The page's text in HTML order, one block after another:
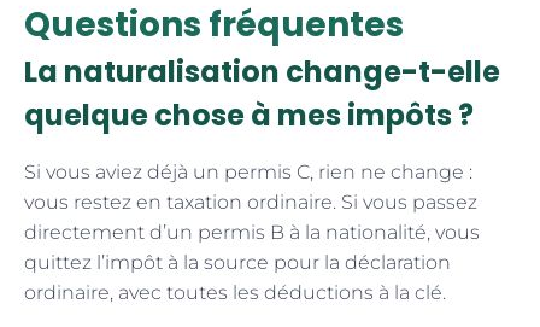
Questions fréquentes
La naturalisation change-t-elle
quelque chose à mes impôts ?
Si vous aviez déjà un permis C, rien ne change :
vous restez en taxation ordinaire. Si vous passez
directement d’un permis B à la nationalité, vous
quittez l’impôt à la source pour la déclaration
ordinaire, avec toutes les déductions à la clé.